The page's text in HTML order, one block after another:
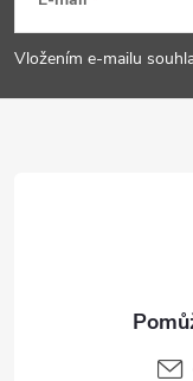
p
a
Vložením e-mailu